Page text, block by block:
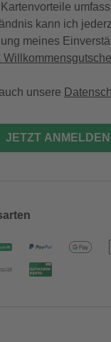
kann ich
meines
unsere
JETZT ANMELDEN